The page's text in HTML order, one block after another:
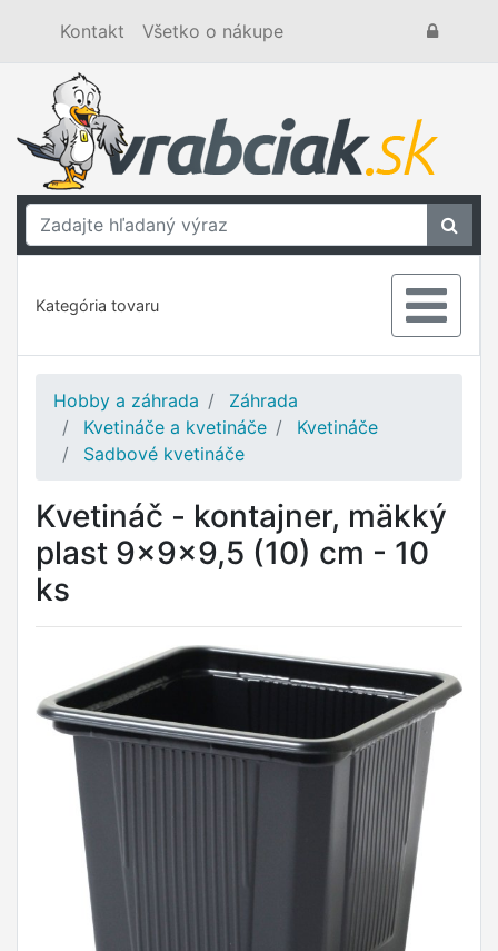
Kontakt Všetko o nákupe
Kategória tovaru
Hobby a záhrada
Záhrada
Kvetináče a kvetináče
Kvetináče
Sadbové kvetináče
Kvetináč - kontajner, mäkký
plast 9x9x9,5 (10) cm - 10
ks